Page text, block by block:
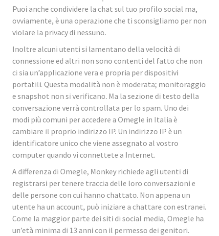
Puoi anche condividere la chat sul tuo profilo social ma,
ovviamente, è una operazione che ti sconsigliamo per non
violare la privacy di nessuno.
Inoltre alcuni utenti si lamentano della velocità di
connessione ed altri non sono contenti del fatto che non
ci sia un’applicazione vera e propria per dispositivi
portatili. Questa modalità non è moderata; monitoraggio
e snapshot non si verificano. Ma la sezione di testo della
conversazione verrà controllata per lo spam. Uno dei
modi più comuni per accedere a Omegle in Italia è
cambiare il proprio indirizzo IP. Un indirizzo IP è un
identificatore unico che viene assegnato al vostro
computer quando vi connettete a Internet.
A differenza di Omegle, Monkey richiede agli utenti di
registrarsi per tenere traccia delle loro conversazioni e
delle persone con cui hanno chattato. Non appena un
utente ha un account, può iniziare a chattare con estranei.
Come la maggior parte dei siti di social media, Omegle ha
un’età minima di 13 anni con il permesso dei genitori.